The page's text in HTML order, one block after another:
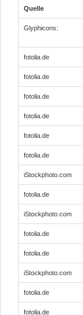
Quelle
Glyphicons:
fotolia.de
fotolia.de
fotolia.de
fotolia.de
fotolia.de
fotolia.de
iStockphoto.com
fotolia.de
iStockphoto.com
fotolia.de
fotolia.de
iStockphoto.com
fotolia.de
fotolia.de